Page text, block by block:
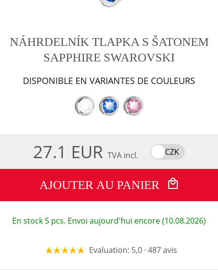
NÁHRDELNÍK TLAPKA S ŠATONEM
SAPPHIRE SWAROVSKI
DISPONIBLE EN VARIANTES DE COULEURS
27.1 EUR TVA incl. CZK
AJOUTER AU PANIER
En stock 5 pcs. Envoi aujourd'hui encore (10.08.2026)
Evaluation: 5,0 · 487 avis